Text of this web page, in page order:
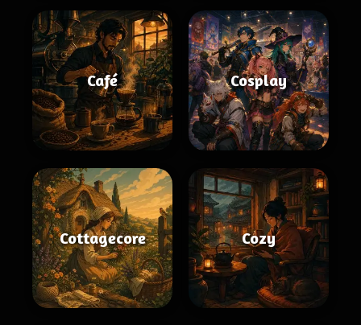
Café Cosplay
Cottagecore Cozy